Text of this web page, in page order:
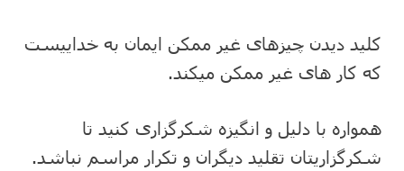
کلید دیدن چیزهای غیر ممکن ایمان به خداییست
که کار های غیر ممکن میکند.
همواره با دلیل و انگیزه شکرگزاری کنید تا
شکرگزاریتان تقلید دیگران و تکرار مراسم نباشد.